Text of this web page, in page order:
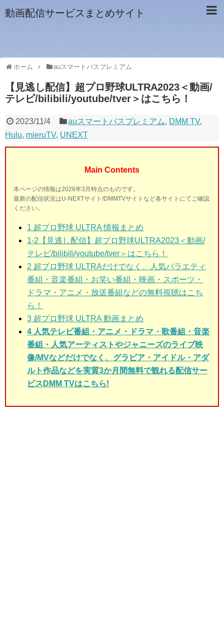
動画配信サービスまとめサイト
ホーム auスマートパスプレミアム
【見逃し配信】超プロ野球ULTRA2023＜動画/
テレビ/bilibili/youtube/tver＞はこちら！
2023/11/4 auスマートパスプレミアム, DMM TV,
Hulu, mieruTV, UNEXT
Main Contents
本ページの情報は2026年3月時点のものです。
最新の配信状況はU-NEXTサイト/DMMTVサイトなど各サイトにてご確認
ください。
1 超プロ野球 ULTRA 情報まとめ
1-2 【見逃し配信】超プロ野球ULTRA2023＜動画/
テレビ/bilibili/youtube/tver＞はこちら！
2 超プロ野球 ULTRAだけでなく、人気バラエティ
番組・音楽番組・お笑い番組・映画・スポーツ・
ドラマ・アニメ・放送番組などの無料視聴はこち
ら！
3 超プロ野球 ULTRA 動画まとめ
4 人気テレビ番組・アニメ・ドラマ・歌番組・音楽
番組・人気アーティストやジャニーズのライブ映
像/MVなどだけでなく、グラビア・アイドル・アダ
ルト作品などを実質3か月間無料で観れる配信サー
ビスDMM TVはこちら!